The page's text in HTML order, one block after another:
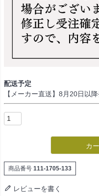
配送予定
【メーカー直送】8月20日以
カ
商品番号 111-1705-133
レビューを書く